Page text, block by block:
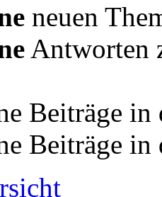
neuen
Antworten
Beiträge
Beiträge